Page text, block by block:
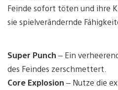
Feinde sofort töten und ihre
sie spielverändernde
Super Punch – Ein
des Feindes zerschmettert.
Core Explosion – Nutze die